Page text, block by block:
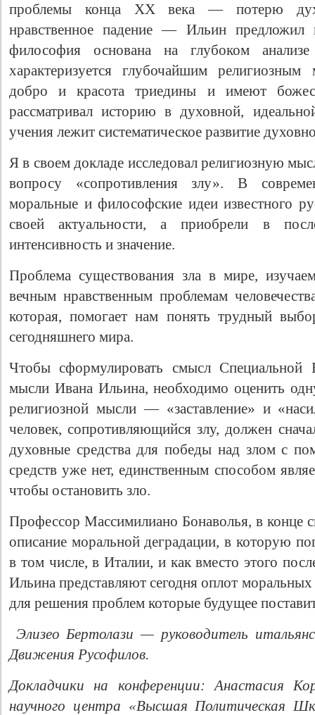
проблемы конца XX века — потерю
нравственное падение — Ильин предложил
философия основана на глубоком
характеризуется глубочайшим религиозным
добро и красота триедины и имеют
рассматривал историю в духовной,
учения лежит систематическое развитие
Я в своем докладе исследовал религиозную
вопросу «сопротивления злу». В
моральные и философские идеи известного
своей актуальности, а приобрели в
интенсивность и значение.
Проблема существования зла в мире,
вечным нравственным проблемам
которая, помогает нам понять трудный
сегодняшнего мира.
Чтобы сформулировать смысл
мысли Ивана Ильина, необходимо оценить
религиозной мысли — «заставление» и
человек, сопротивляющийся злу, должен
духовные средства для победы над злом с
средств уже нет, единственным способом
чтобы остановить зло.
Профессор Массимилиано Бонаволья, в конце
описание моральной деградации, в которую
в том числе, в Италии, и как вместо этого
Ильина представляют сегодня оплот
для решения проблем которые будущее
Элизео Бертолази — руководитель
Движения Русофилов.
Докладчики на конференции: Анастасия
научного центра «Высшая Политическая